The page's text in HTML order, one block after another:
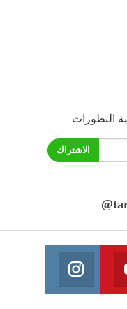
التطورات
الاشتراك
يوتيوب
انضم الينا